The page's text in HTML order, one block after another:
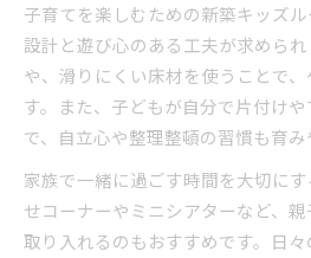
子育てを楽しむための新築キッズ
設計と遊び心のある工夫が求めら
や、滑りにくい床材を使うことで
す。また、子どもが自分で片付け
で、自立心や整理整頓の習慣も育み
家族で一緒に過ごす時間を大切に
せコーナーやミニシアターなど、
取り入れるのもおすすめです。日